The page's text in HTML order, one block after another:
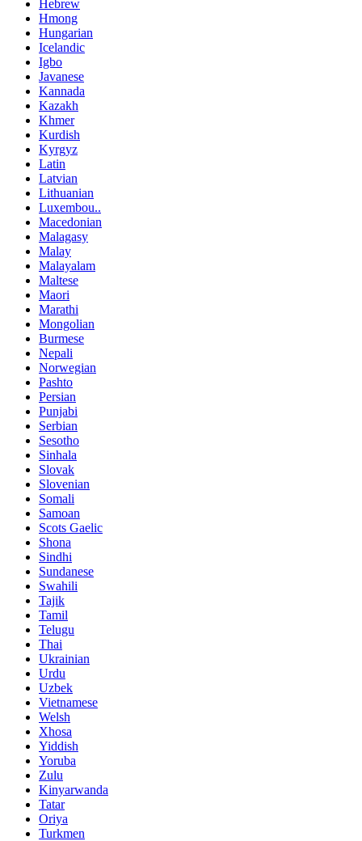
Hebrew
Hmong
Hungarian
Icelandic
Igbo
Javanese
Kannada
Kazakh
Khmer
Kurdish
Kyrgyz
Latin
Latvian
Lithuanian
Luxembou..
Macedonian
Malagasy
Malay
Malayalam
Maltese
Maori
Marathi
Mongolian
Burmese
Nepali
Norwegian
Pashto
Persian
Punjabi
Serbian
Sesotho
Sinhala
Slovak
Slovenian
Somali
Samoan
Scots Gaelic
Shona
Sindhi
Sundanese
Swahili
Tajik
Tamil
Telugu
Thai
Ukrainian
Urdu
Uzbek
Vietnamese
Welsh
Xhosa
Yiddish
Yoruba
Zulu
Kinyarwanda
Tatar
Oriya
Turkmen